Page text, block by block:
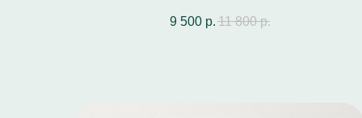
9 500 р. 11 800 р.